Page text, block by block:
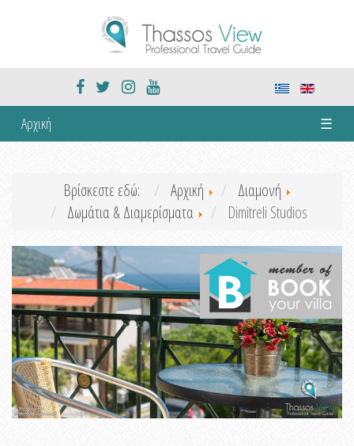
Αρχική ☰
Βρίσκεστε εδώ: Αρχική
Διαμονή
Δωμάτια & Διαμερίσματα
Dimitreli Studios